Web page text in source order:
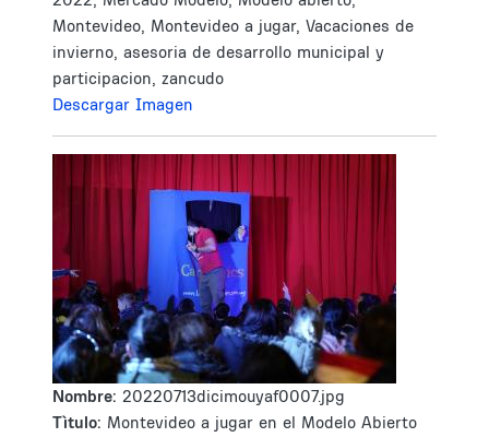
Montevideo, Montevideo a jugar, Vacaciones de
invierno, asesoria de desarrollo municipal y
participacion, zancudo
Descargar Imagen
Nombre: 20220713dicimouyaf0007.jpg
Tìtulo: Montevideo a jugar en el Modelo Abierto